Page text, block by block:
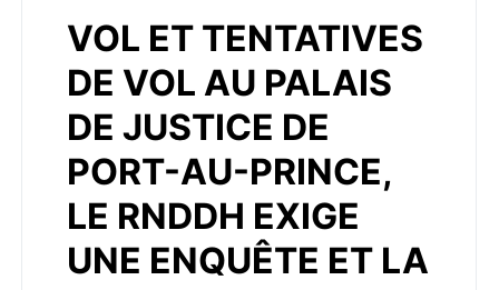
VOL ET TENTATIVES
DE VOL AU PALAIS
DE JUSTICE DE
PORT-AU-PRINCE,
LE RNDDH EXIGE
UNE ENQUÊTE ET LA